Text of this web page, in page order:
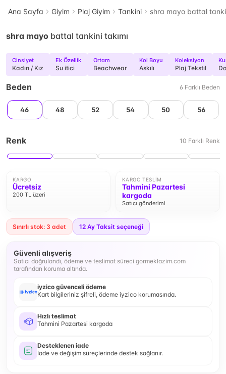
Ana Sayfa Giyim Plaj Giyim Tankini shra mayo battal
shra mayo battal tankini takımı
Cinsiyet
Kadın / Kız
Ek Özellik
Su itici
Ortam
Beachwear
Kol Boyu
Askılı
Koleksiyon
Plaj Tekstil
Beden 6 Farklı Beden
46 48 52 54 50 56
Renk 10 Farklı Renk
KARGO
Ücretsiz
200 TL üzeri
KARGO TESLIM
Tahmini Pazartesi
kargoda
Satıcı gönderimi
Sınırlı stok: 3 adet 12 Ay Taksit seçeneği
Güvenli alışveriş
Satıcı doğrulandı, ödeme ve teslimat süreci gormeklazim.com
tarafından koruma altında.
iyzico güvenceli ödeme
Kart bilgileriniz şifreli, ödeme iyzico korumasında.
Hızlı teslimat
Tahmini Pazartesi kargoda
Desteklenen iade
İade ve değişim süreçlerinde destek sağlanır.